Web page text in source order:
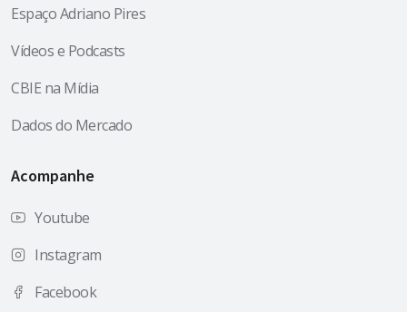
Espaço Adriano Pires
Vídeos e Podcasts
CBIE na Mídia
Dados do Mercado
Acompanhe
Youtube
Instagram
Facebook